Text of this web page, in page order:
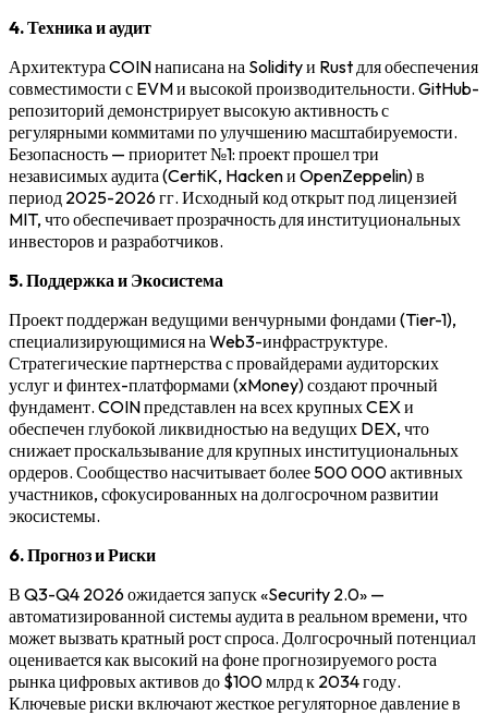
4. Техника и аудит
Архитектура COIN написана на Solidity и Rust для обеспечения
совместимости с EVM и высокой производительности. GitHub-
репозиторий демонстрирует высокую активность с
регулярными коммитами по улучшению масштабируемости.
Безопасность — приоритет №1: проект прошел три
независимых аудита (CertiK, Hacken и OpenZeppelin) в
период 2025-2026 гг. Исходный код открыт под лицензией
MIT, что обеспечивает прозрачность для институциональных
инвесторов и разработчиков.
5. Поддержка и Экосистема
Проект поддержан ведущими венчурными фондами (Tier-1),
специализирующимися на Web3-инфраструктуре.
Стратегические партнерства с провайдерами аудиторских
услуг и финтех-платформами (xMoney) создают прочный
фундамент. COIN представлен на всех крупных CEX и
обеспечен глубокой ликвидностью на ведущих DEX, что
снижает проскальзывание для крупных институциональных
ордеров. Сообщество насчитывает более 500 000 активных
участников, сфокусированных на долгосрочном развитии
экосистемы.
6. Прогноз и Риски
В Q3-Q4 2026 ожидается запуск «Security 2.0» —
автоматизированной системы аудита в реальном времени, что
может вызвать кратный рост спроса. Долгосрочный потенциал
оценивается как высокий на фоне прогнозируемого роста
рынка цифровых активов до $100 млрд к 2034 году.
Ключевые риски включают жесткое регуляторное давление в